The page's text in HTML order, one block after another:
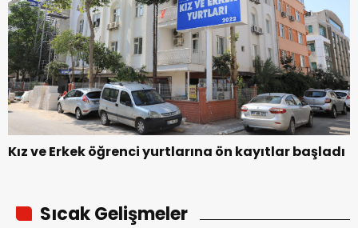
Kız ve Erkek öğrenci yurtlarına ön kayıtlar başladı
Sıcak Gelişmeler